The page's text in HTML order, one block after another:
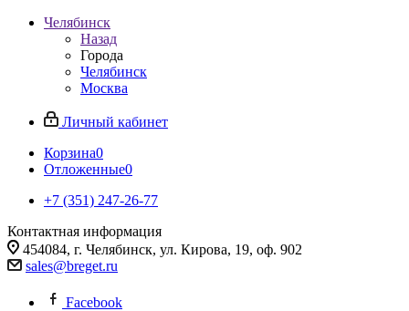
Челябинск
Назад
Города
Челябинск
Москва
Личный кабинет
Корзина0
Отложенные0
+7 (351) 247-26-77
Контактная информация
454084, г. Челябинск, ул. Кирова, 19, оф. 902
sales@breget.ru
Facebook